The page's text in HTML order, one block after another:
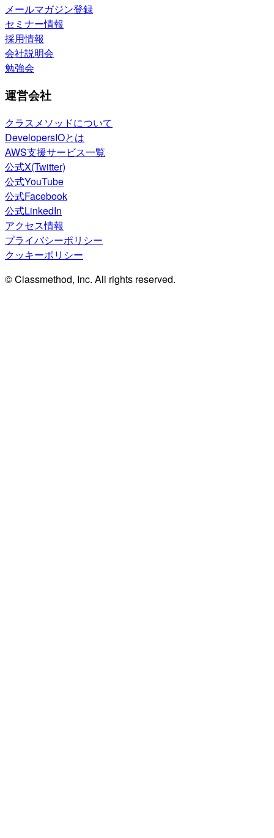
メールマガジン登録
セミナー情報
採用情報
会社説明会
勉強会
運営会社
クラスメソッドについて
DevelopersIOとは
AWS支援サービス一覧
公式X(Twitter)
公式YouTube
公式Facebook
公式LinkedIn
アクセス情報
プライバシーポリシー
クッキーポリシー
© Classmethod, Inc. All rights reserved.